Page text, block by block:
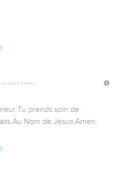
y a 5 ans, 7 mois
prends soin de
Nom de Jésus.Amen.